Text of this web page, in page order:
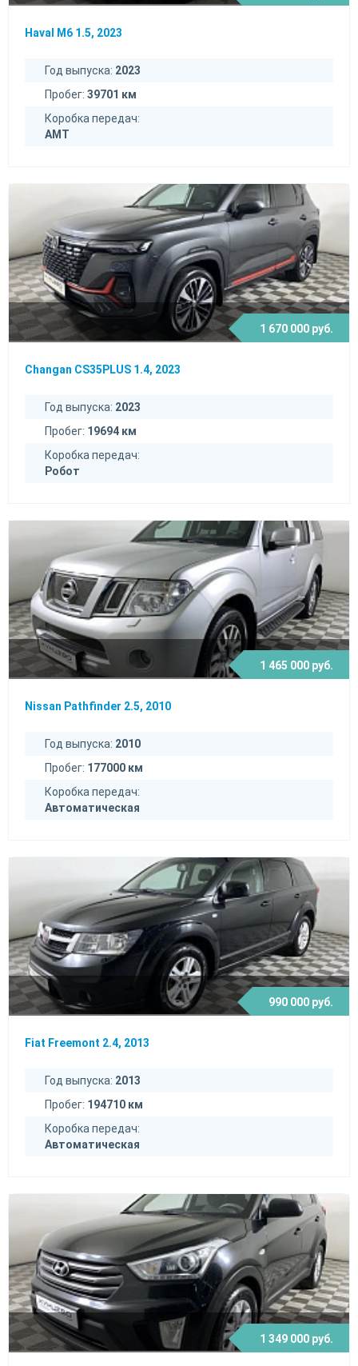
Haval M6 1.5, 2023
Год выпуска: 2023
Пробег: 39701 км
Коробка передач:
AMT
1 670 000 руб.
Changan CS35PLUS 1.4, 2023
Год выпуска: 2023
Пробег: 19694 км
Коробка передач:
Робот
1 465 000 руб.
Nissan Pathfinder 2.5, 2010
Год выпуска: 2010
Пробег: 177000 км
Коробка передач:
Автоматическая
990 000 руб.
Fiat Freemont 2.4, 2013
Год выпуска: 2013
Пробег: 194710 км
Коробка передач:
Автоматическая
1 349 000 руб.